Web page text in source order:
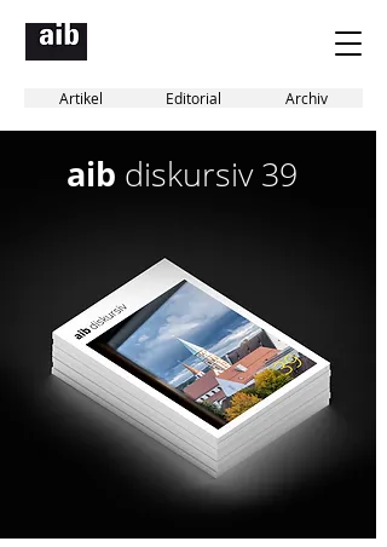
Artikel Editorial Archiv
aib diskursiv 39